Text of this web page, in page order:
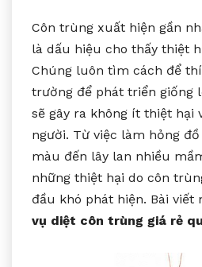
Côn trùng xuất hiện gần
là dấu hiệu cho thấy thiệt
Chúng luôn tìm cách để
trường để phát triển giống
sẽ gây ra không ít thiệt hại
người. Từ việc làm hỏng
màu đến lây lan nhiều
những thiệt hại do côn
đầu khó phát hiện. Bài viết
vụ diệt côn trùng giá rẻ